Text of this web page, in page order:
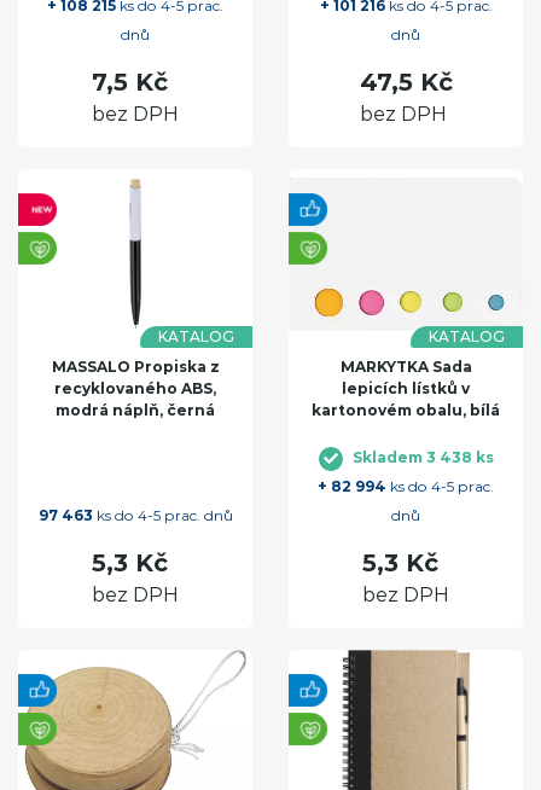
+ 108 215 ks do 4-5 prac.
dnů
7,5 Kč
bez DPH
+ 101 216ks do 4-5 prac.
dnů
47,5 Kč
bez DPH
KATALOG
MASSALO Propiska z
recyklovaného ABS,
modrá náplň, černá
97 463 ks do 4-5 prac. dnů
5,3 Kč
bez DPH
KATALOG
MARKYTKA Sada
lepicích lístků v
kartonovém obalu, bílá
Skladem 3 438 ks
+ 82 994 ks do 4-5 prac.
dnů
5,3 Kč
bez DPH